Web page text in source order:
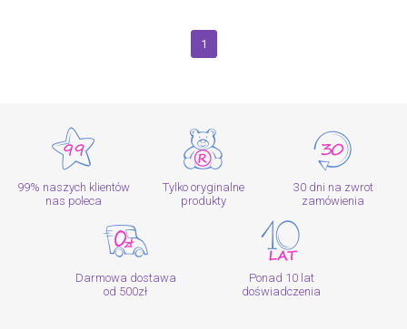
1
99% naszych klientów
nas poleca
Tylko oryginalne
produkty
30 dni na zwrot
zamówienia
Darmowa dostawa
od 500zł
Ponad 10 lat
doświadczenia